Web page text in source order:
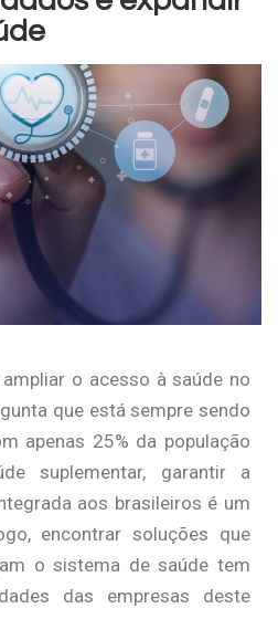
o acesso à saúde no
que está sempre sendo
apenas 25% da população
suplementar, garantir a
aos brasileiros é um
encontrar soluções que
o sistema de saúde tem
das empresas deste